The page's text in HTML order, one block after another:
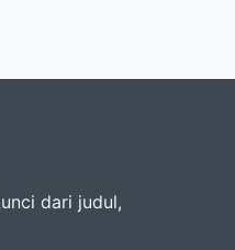
dari judul,